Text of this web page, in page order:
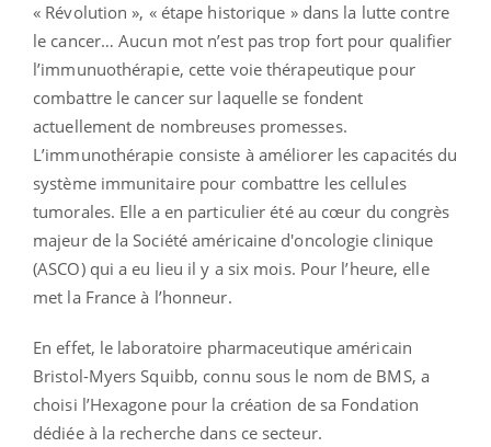
« Révolution », « étape historique » dans la lutte contre
le cancer… Aucun mot n’est pas trop fort pour qualifier
l’immunuothérapie, cette voie thérapeutique pour
combattre le cancer sur laquelle se fondent
actuellement de nombreuses promesses.
L’immunothérapie consiste à améliorer les capacités du
système immunitaire pour combattre les cellules
tumorales. Elle a en particulier été au cœur du congrès
majeur de la Société américaine d'oncologie clinique
(ASCO) qui a eu lieu il y a six mois. Pour l’heure, elle
met la France à l’honneur.
En effet, le laboratoire pharmaceutique américain
Bristol-Myers Squibb, connu sous le nom de BMS, a
choisi l’Hexagone pour la création de sa Fondation
dédiée à la recherche dans ce secteur.